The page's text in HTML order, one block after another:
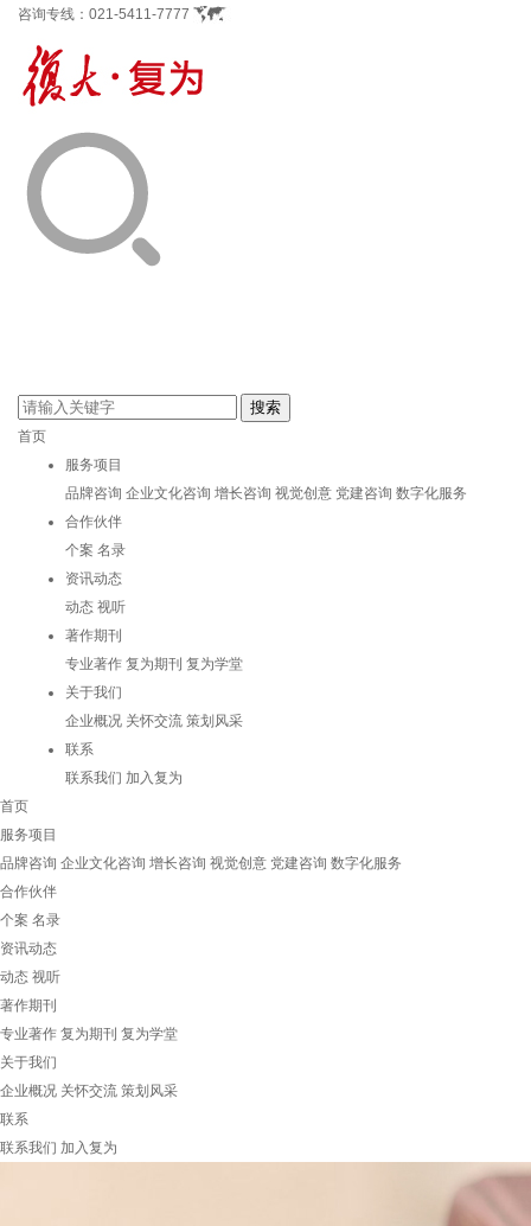
咨询专线： 021-5411-7777
首页
服务项目
品牌咨询 企业文化咨询 增长咨询 视觉创意 党建咨询 数字化服务
合作伙伴
个案 名录
资讯动态
动态 视听
著作期刊
专业著作 复为期刊 复为学堂
关于我们
企业概况 关怀交流 策划风采
联系
联系我们 加入复为
首页
服务项目
品牌咨询 企业文化咨询 增长咨询 视觉创意 党建咨询 数字化服务
合作伙伴
个案 名录
资讯动态
动态 视听
著作期刊
专业著作 复为期刊 复为学堂
关于我们
企业概况 关怀交流 策划风采
联系
联系我们 加入复为